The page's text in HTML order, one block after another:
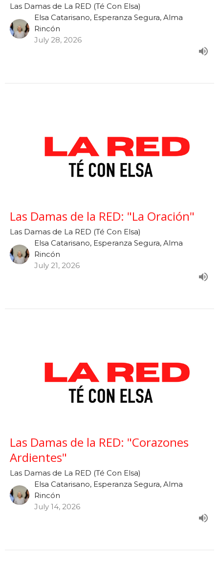
Las Damas de La RED (Té Con Elsa)
Elsa Catarisano, Esperanza Segura, Alma
Rincón
July 28, 2026
Las Damas de la RED: "La Oración"
Las Damas de La RED (Té Con Elsa)
Elsa Catarisano, Esperanza Segura, Alma
Rincón
July 21, 2026
Las Damas de la RED: "Corazones
Ardientes"
Las Damas de La RED (Té Con Elsa)
Elsa Catarisano, Esperanza Segura, Alma
Rincón
July 14, 2026